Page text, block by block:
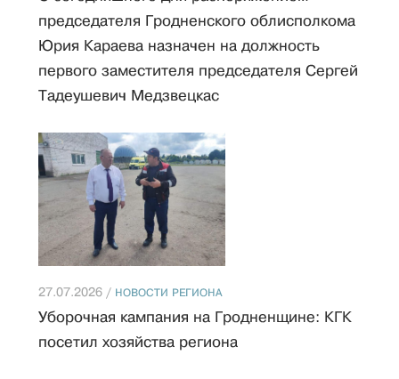
председателя Гродненского облисполкома
Юрия Караева назначен на должность
первого заместителя председателя Сергей
Тадеушевич Медзвецкас
27.07.2026 / НОВОСТИ РЕГИОНА
Уборочная кампания на Гродненщине: КГК
посетил хозяйства региона